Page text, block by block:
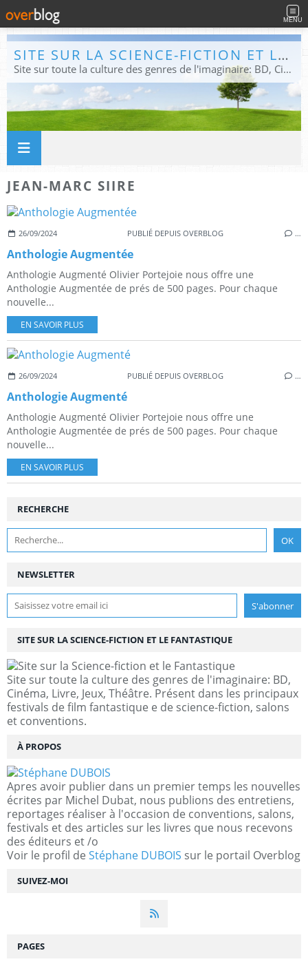
MENU
SITE SUR LA SCIENCE-FICTION ET LE FANTASTIQUE
Site sur toute la culture des genres de l'imaginaire: BD, Cinéma, Livre, Jeux, Théâtre. Présent dans les principaux festivals de film fantastique e de science-fiction, salons et conventions.
JEAN-MARC SIIRE
26/09/2024 PUBLIÉ DEPUIS OVERBLOG …
Anthologie Augmentée
Anthologie Augmenté Olivier Portejoie nous offre une
Anthologie Augmentée de prés de 500 pages. Pour chaque
nouvelle...
EN SAVOIR PLUS
26/09/2024 PUBLIÉ DEPUIS OVERBLOG …
Anthologie Augmenté
Anthologie Augmenté Olivier Portejoie nous offre une
Anthologie Augmentée de prés de 500 pages. Pour chaque
nouvelle...
EN SAVOIR PLUS
NEWSLETTER
SUIVEZ-MOI
RECHERCHE
SITE SUR LA SCIENCE-FICTION ET LE FANTASTIQUE
Site sur toute la culture des genres de l'imaginaire: BD,
Cinéma, Livre, Jeux, Théâtre. Présent dans les principaux
festivals de film fantastique e de science-fiction, salons
et conventions.
À PROPOS
Apres avoir publier dans un premier temps les nouvelles
écrites par Michel Dubat, nous publions des entretiens,
reportages réaliser à l'occasion de conventions, salons,
festivals et des articles sur les livres que nous recevons
des éditeurs et /o
Voir le profil de Stéphane DUBOIS sur le portail Overblog
PAGES